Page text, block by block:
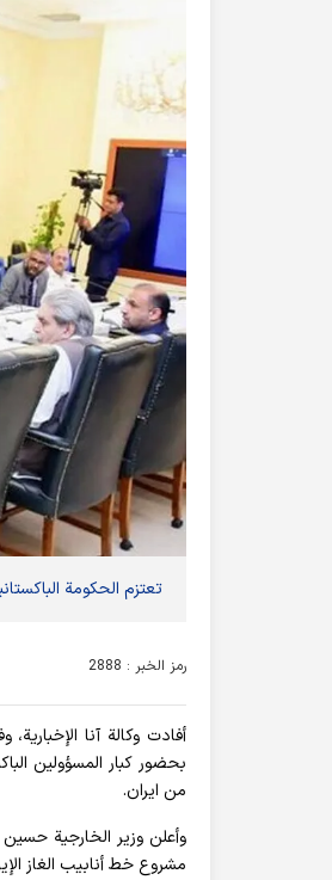
تعتزم الحكومة
رمز الخبر : 2888
أفادت وکالة آنا
من ايران.
وأعلن وزير الخارجية حسين
مشروع خط أنابيب الغاز